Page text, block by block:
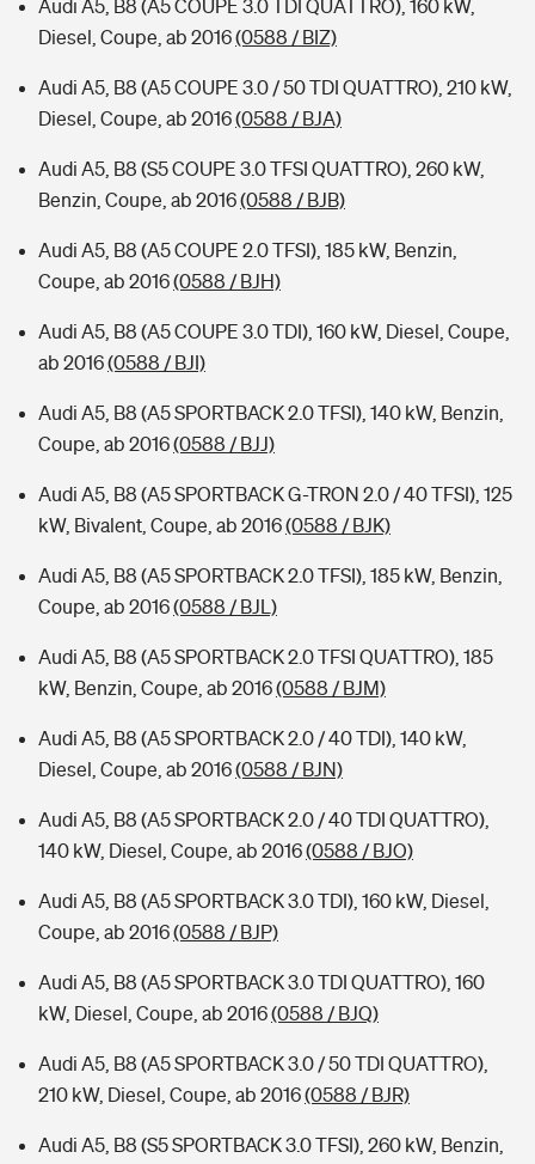
Audi A5, B8 (A5 COUPE 3.0 TDI QUATTRO), 160 kW,
Diesel, Coupe, ab 2016(0588 / BIZ)
Audi A5, B8 (A5 COUPE 3.0 / 50 TDI QUATTRO), 210 kW,
Diesel, Coupe, ab 2016(0588 / BJA)
Audi A5, B8 (S5 COUPE 3.0 TFSI QUATTRO), 260 kW,
Benzin, Coupe, ab 2016(0588 / BJB)
Audi A5, B8 (A5 COUPE 2.0 TFSI), 185 kW, Benzin,
Coupe, ab 2016(0588 / BJH)
Audi A5, B8 (A5 COUPE 3.0 TDI), 160 kW, Diesel, Coupe,
ab 2016(0588 / BJI)
Audi A5, B8 (A5 SPORTBACK 2.0 TFSI), 140 kW, Benzin,
Coupe, ab 2016(0588 / BJJ)
Audi A5, B8 (A5 SPORTBACK G-TRON 2.0 / 40 TFSI), 125
kW, Bivalent, Coupe, ab 2016(0588 / BJK)
Audi A5, B8 (A5 SPORTBACK 2.0 TFSI), 185 kW, Benzin,
Coupe, ab 2016(0588 / BJL)
Audi A5, B8 (A5 SPORTBACK 2.0 TFSI QUATTRO), 185
kW, Benzin, Coupe, ab 2016(0588 / BJM)
Audi A5, B8 (A5 SPORTBACK 2.0 / 40 TDI), 140 kW,
Diesel, Coupe, ab 2016(0588 / BJN)
Audi A5, B8 (A5 SPORTBACK 2.0 / 40 TDI QUATTRO),
140 kW, Diesel, Coupe, ab 2016(0588 / BJO)
Audi A5, B8 (A5 SPORTBACK 3.0 TDI), 160 kW, Diesel,
Coupe, ab 2016(0588 / BJP)
Audi A5, B8 (A5 SPORTBACK 3.0 TDI QUATTRO), 160
kW, Diesel, Coupe, ab 2016(0588 / BJQ)
Audi A5, B8 (A5 SPORTBACK 3.0 / 50 TDI QUATTRO),
210 kW, Diesel, Coupe, ab 2016(0588 / BJR)
Audi A5, B8 (S5 SPORTBACK 3.0 TFSI), 260 kW, Benzin,